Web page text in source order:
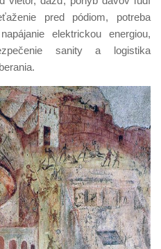
pred pódiom, potreba
elektrickou energiou,
sanity a logistika